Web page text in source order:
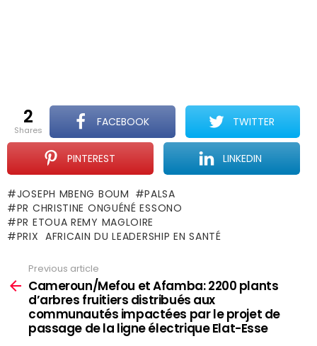
2
shares
FACEBOOK TWITTER
PINTEREST LINKEDIN
JOSEPH MBENG BOUM
PALSA
PR CHRISTINE ONGUÉNÉ ESSONO
PR ETOUA REMY MAGLOIRE
PRIX AFRICAIN DU LEADERSHIP EN SANTÉ
more
Previous article
Cameroun/Mefou et Afamba: 2200 plants
d’arbres fruitiers distribués aux
communautés impactées par le projet de
passage de la ligne électrique Elat-Esse